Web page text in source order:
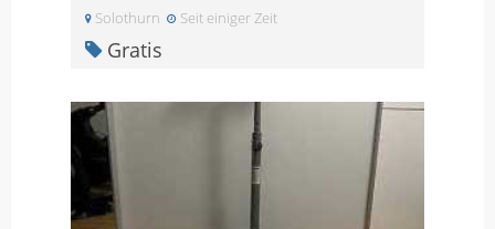
Solothurn Seit einiger Zeit
Gratis